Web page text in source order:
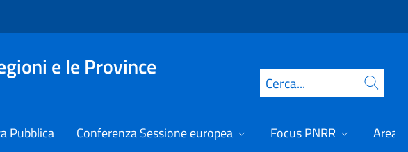
e le Province
Cerca
Pubblica Conferenza Sessione europea Focus PNRR Area